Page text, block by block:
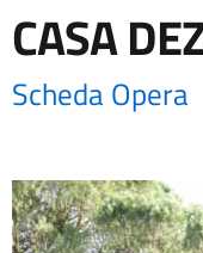
CASA
Scheda Opera